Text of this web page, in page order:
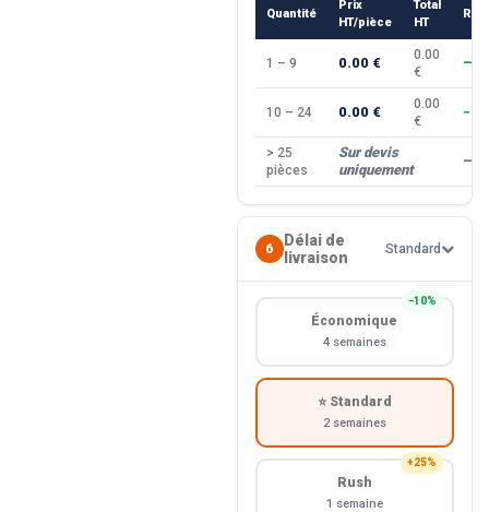
Quantité
Prix
HT/pièce
Total
HT
1 – 9 0.00 €
0.00
€
—
10 – 24 0.00 €
0.00
€
> 25
pièces
Sur devis
uniquement
—
6
Délai de
livraison
Standard
−10%
Économique
4 semaines
⭐ Standard
2 semaines
+25%
Rush
1 semaine